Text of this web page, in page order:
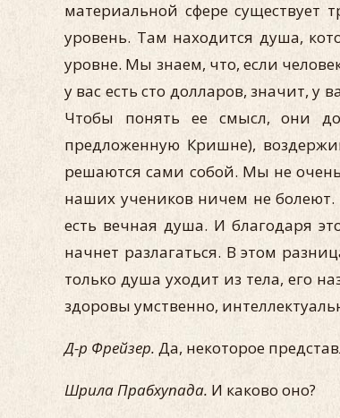
материальной сфере существует
уровень. Там находится душа,
уровне. Мы знаем, что, если
у вас есть сто долларов, значит, у
Чтобы понять ее смысл, они
предложенную Кришне),
решаются сами собой. Мы не
наших учеников ничем не болеют.
есть вечная душа. И благодаря
начнет разлагаться. В этом
только душа уходит из тела, его
здоровы умственно,
Д-р Фрейзер. Да, некоторое
Шрила Прабхупада. И каково оно?